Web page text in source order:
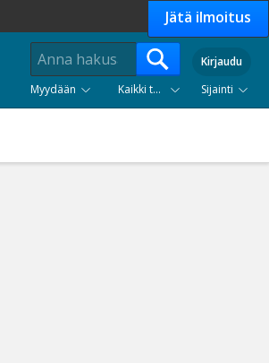
Jätä ilmoitus
Kirjaudu
Myydään
Kaikki tuoteryhmät Sijainti